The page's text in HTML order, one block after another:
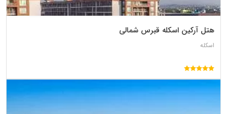
هتل آرکین اسکله قبرس شمالی
اسکله